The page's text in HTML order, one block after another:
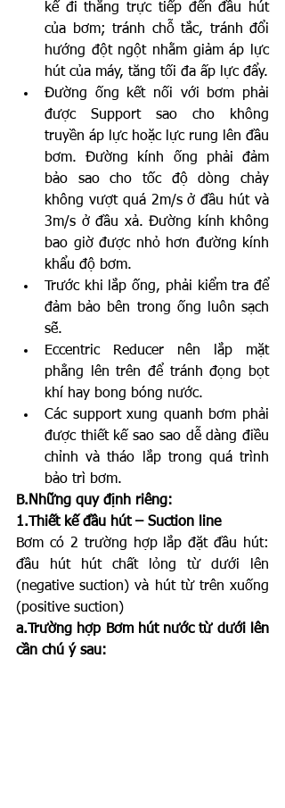
kế đi thẳng trực tiếp đến đầu hút
của bơm; tránh chỗ tắc, tránh đổi
hướng đột ngột nhằm giảm áp lực
hút của máy, tăng tối đa ấp lực đẩy.
Đường ống kết nối với bơm phải
được Support sao cho không
truyền áp lực hoặc lực rung lên đầu
bơm. Đường kính ống phải đảm
bảo sao cho tốc độ dòng chảy
không vượt quá 2m/s ở đầu hút và
3m/s ở đầu xả. Đường kính không
bao giờ được nhỏ hơn đường kính
khẩu độ bơm.
Trước khi lắp ống, phải kiểm tra để
đảm bảo bên trong ống luôn sạch
sẽ.
Eccentric Reducer nên lắp mặt
phẳng lên trên để tránh đọng bọt
khí hay bong bóng nước.
Các support xung quanh bơm phải
được thiết kế sao sao dễ dàng điều
chỉnh và tháo lắp trong quá trình
bảo trì bơm.
B.Những quy định riêng:
1.Thiết kế đầu hút – Suction line
Bơm có 2 trường hợp lắp đặt đầu hút:
đầu hút hút chất lỏng từ dưới lên
(negative suction) và hút từ trên xuống
(positive suction)
a.Trường hợp Bơm hút nước từ dưới lên
cần chú ý sau: